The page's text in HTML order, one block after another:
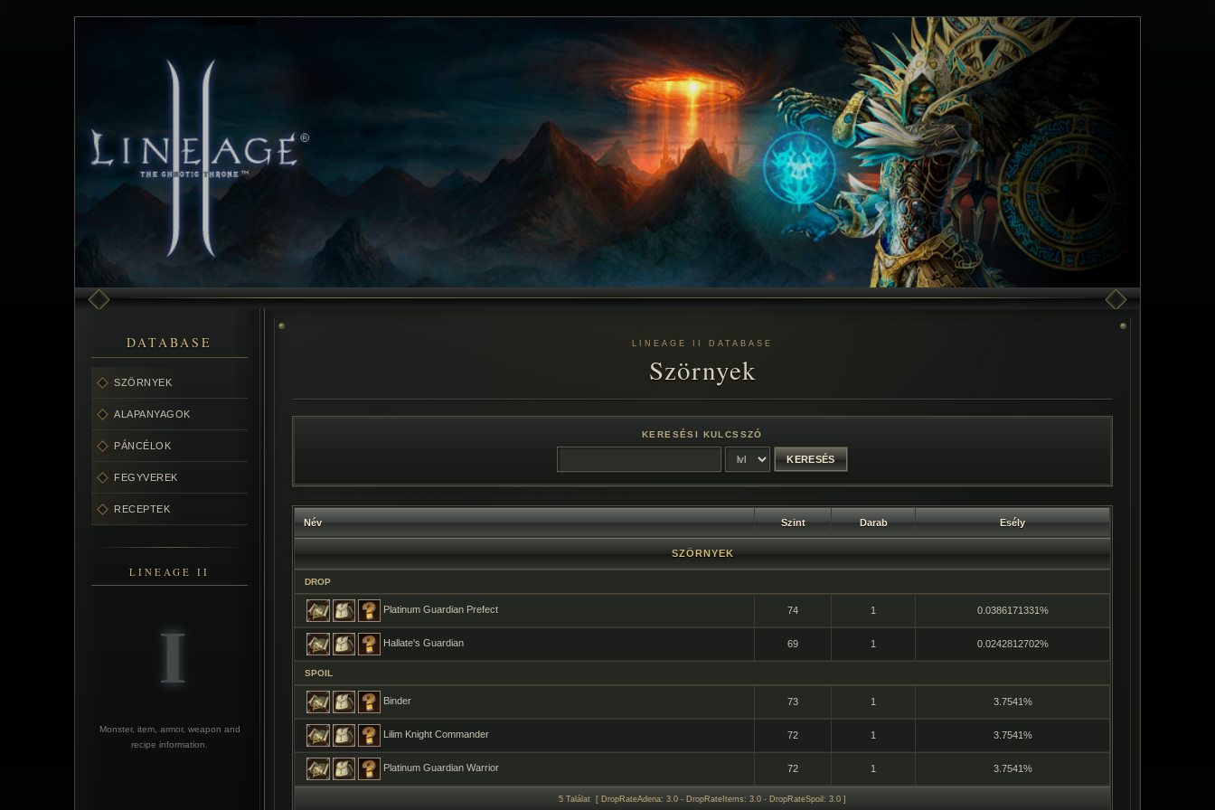
DATABASE
SZÖRNYEK
ALAPANYAGOK
PÁNCÉLOK
FEGYVEREK
RECEPTEK
LINEAGE II
Monster, item, armor, weapon and
recipe information.
LINEAGE II DATABASE
Szörnyek
KERESÉSI KULCSSZÓ
Név Szint Darab Esély
SZÖRNYEK
DROP
Platinum Guardian Prefect 74 1 0.0386171331%
Hallate's Guardian 69 1 0.0242812702%
SPOIL
Binder 73 1 3.7541%
Lilim Knight Commander 72 1 3.7541%
Platinum Guardian Warrior 72 1 3.7541%
5 Találat [ DropRateAdena: 3.0 - DropRateItems: 3.0 - DropRateSpoil: 3.0 ]